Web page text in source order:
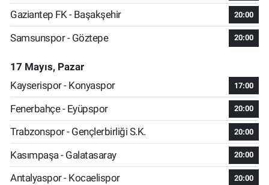
Gaziantep FK - Başakşehir 20:00
Samsunspor - Göztepe 20:00
17 Mayıs, Pazar
Kayserispor - Konyaspor
17:00
Fenerbahçe - Eyüpspor 20:00
Trabzonspor - Gençlerbirliği S.K. 20:00
Kasımpaşa - Galatasaray 20:00
Antalyaspor - Kocaelispor 20:00